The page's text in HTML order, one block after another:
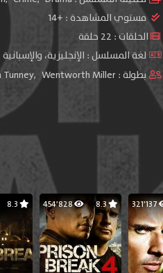
مستوي المشاهدة : +14
الحلقات : 22 حلقة
لغة المسلسل : الإنجليزية، والإسبانية
بطولة :
Tunney, Wentworth Miller
321٬137 8.3 454٬828